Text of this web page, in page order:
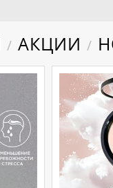
/ АКЦИИ /